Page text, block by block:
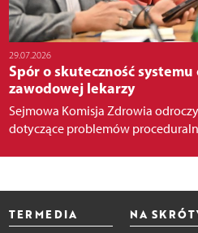
29.07.2026
Spór o skuteczność
zawodowej lekarzy
Sejmowa Komisja Zdrowia
dotyczące problemów
TERMEDIA NA